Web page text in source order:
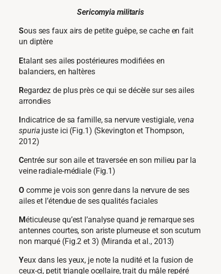
Sericomyia militaris
Sous ses faux airs de petite guêpe, se cache en fait
un diptère
Etalant ses ailes postérieures modifiées en
balanciers, en haltères
Regardez de plus près ce qui se décèle sur ses ailes
arrondies
ndicatrice de sa famille, sa nervure vestigiale, vena
spuriajuste ici (Fig.1) (Skevington et Thompson,
2012)
Centrée sur son aile et traversée en son milieu par la
veine radiale-médiale (Fig.1)
Ocomme je vois son genre dans la nervure de ses
ailes et l’étendue de ses qualités faciales
Méticuleuse qu’est l’analyse quand je remarque ses
antennes courtes, son ariste plumeuse et son scutum
non marqué (Fig.2 et 3) (Miranda et al., 2013)
Yeux dans les yeux, je note la nudité et la fusion de
ceux-ci, petit triangle ocellaire, trait du mâle repéré